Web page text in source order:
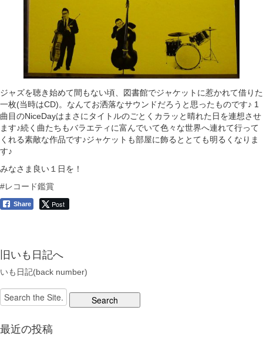
ジャズを聴き始めて間もない頃、図書館でジャケットに惹かれて借りた
一枚(当時はCD)。なんてお洒落なサウンドだろうと思ったものです♪ 1
曲目のNiceDayはまさにタイトルのごとくカラッと晴れた日を連想させ
ます♪続く曲たちもバラエティに富んでいて色々な世界へ連れて行って
くれる素敵な作品です♪ジャケットも部屋に飾るととても明るくなりま
す♪
みなさま良い１日を！
#レコード鑑賞
Share Post
旧いも日記へ
いも日記(back number)
Search
for:
最近の投稿